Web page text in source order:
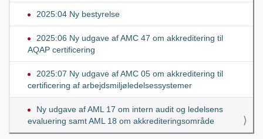
2025:04 Ny bestyrelse
2025:06 Ny udgave af AMC 47 om akkreditering til
AQAP certificering
2025:07 Ny udgave af AMC 05 om akkreditering til
certificering af arbejdsmiljøledelsessystemer
Ny udgave af AML 17 om intern audit og ledelsens
evaluering samt AML 18 om akkrediteringsområde